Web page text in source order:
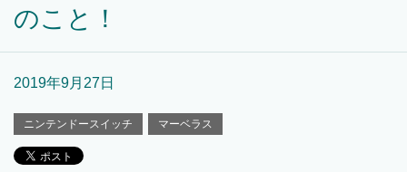
のこと！
2019年9月27日
ニンテンドースイッチ マーベラス